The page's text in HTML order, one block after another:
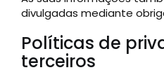
divulgadas mediante
Políticas de
terceiros